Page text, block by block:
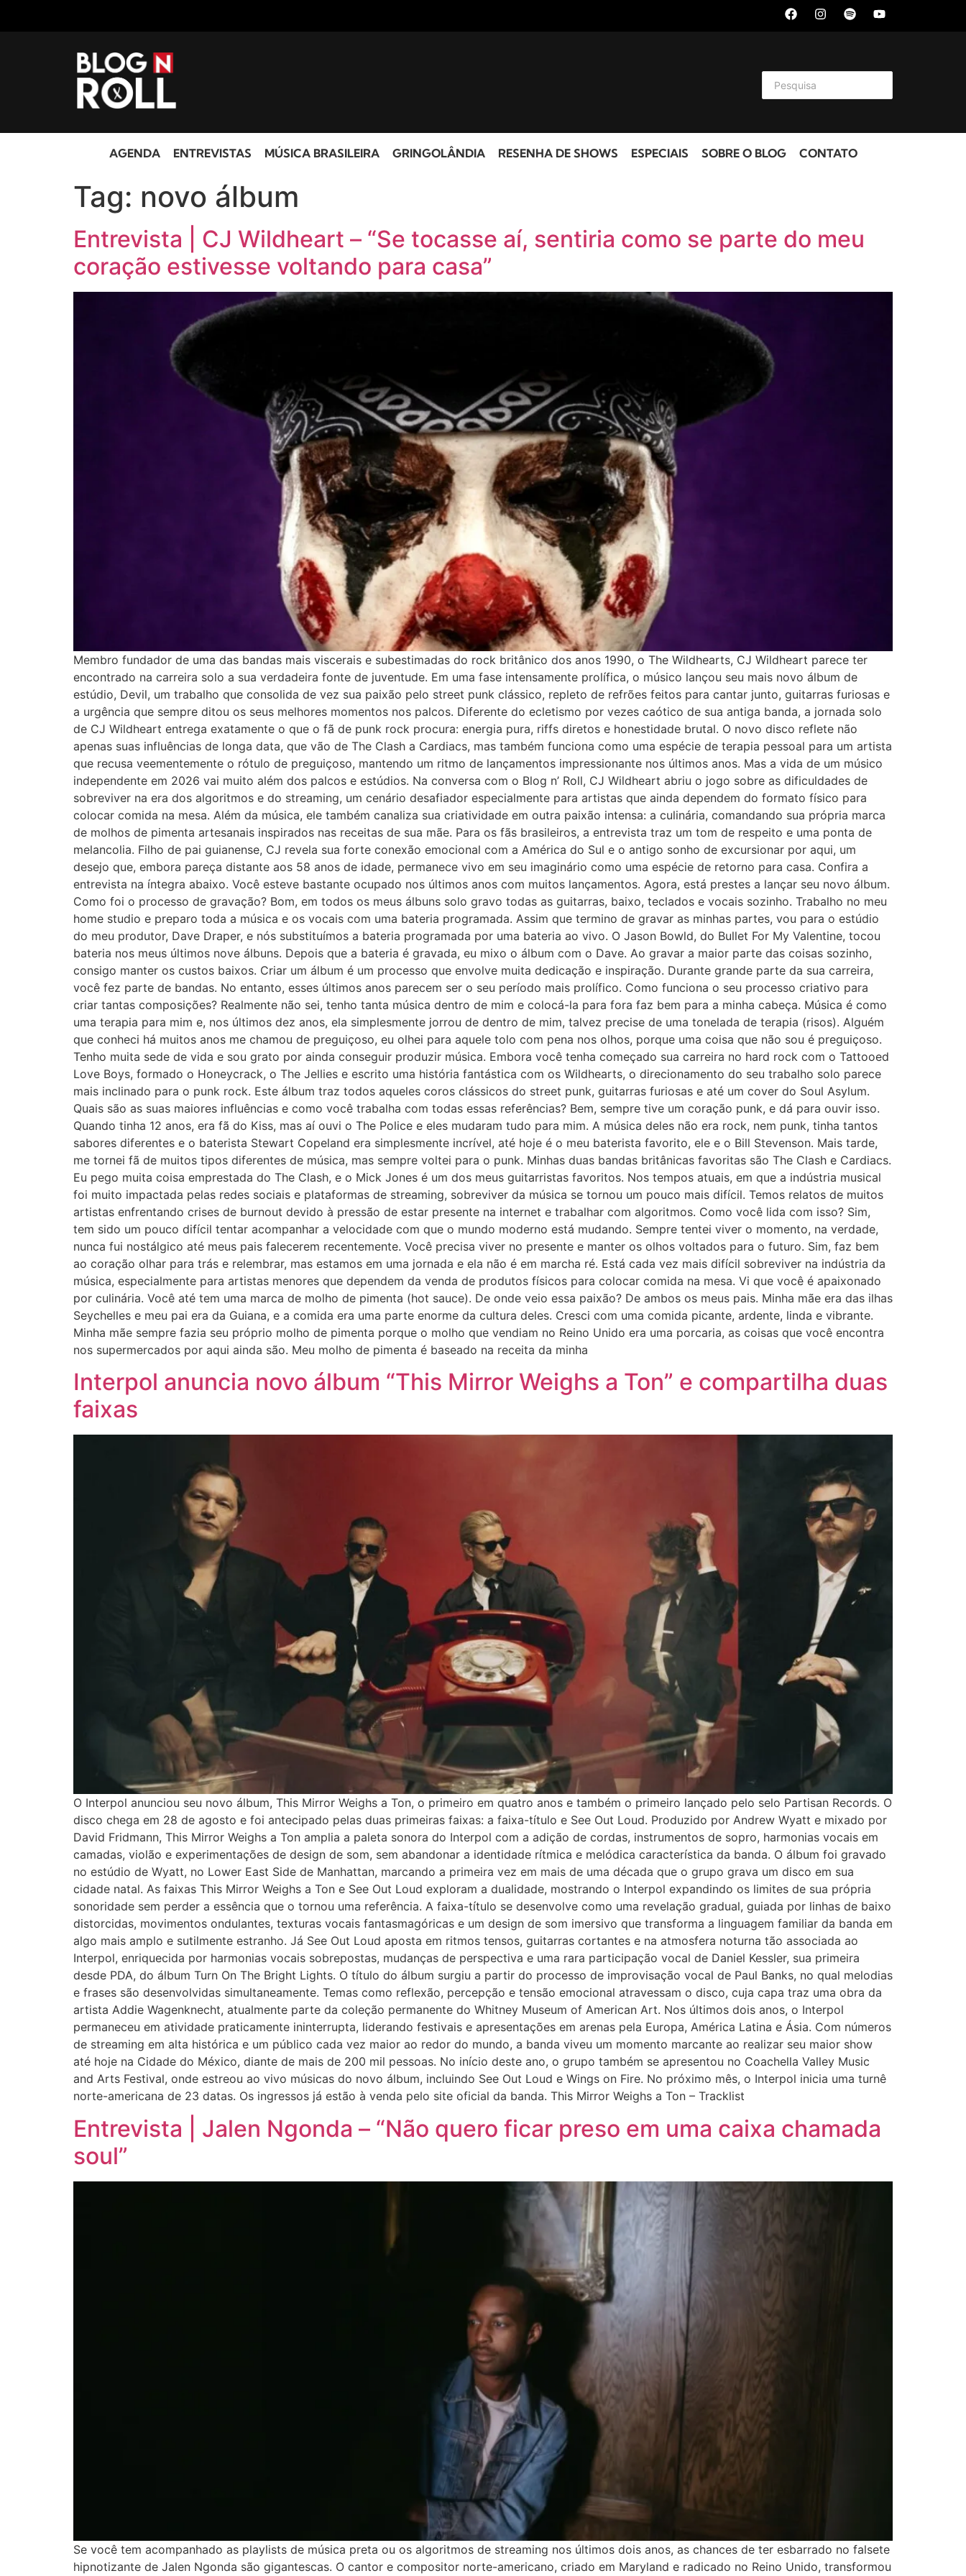
AGENDA ENTREVISTAS MÚSICA BRASILEIRA GRINGOLÂNDIA RESENHA DE SHOWS ESPECIAIS SOBRE O BLOG CONTATO
Tag: novo álbum
Entrevista | CJ Wildheart – “Se tocasse aí, sentiria como se parte do meu
coração estivesse voltando para casa”
Membro fundador de uma das bandas mais viscerais e subestimadas do rock britânico dos anos 1990, o The Wildhearts, CJ Wildheart parece ter
encontrado na carreira solo a sua verdadeira fonte de juventude. Em uma fase intensamente prolífica, o músico lançou seu mais novo álbum de
estúdio, Devil, um trabalho que consolida de vez sua paixão pelo street punk clássico, repleto de refrões feitos para cantar junto, guitarras furiosas e
a urgência que sempre ditou os seus melhores momentos nos palcos. Diferente do ecletismo por vezes caótico de sua antiga banda, a jornada solo
de CJ Wildheart entrega exatamente o que o fã de punk rock procura: energia pura, riffs diretos e honestidade brutal. O novo disco reflete não
apenas suas influências de longa data, que vão de The Clash a Cardiacs, mas também funciona como uma espécie de terapia pessoal para um artista
que recusa veementemente o rótulo de preguiçoso, mantendo um ritmo de lançamentos impressionante nos últimos anos. Mas a vida de um músico
independente em 2026 vai muito além dos palcos e estúdios. Na conversa com o Blog n’ Roll, CJ Wildheart abriu o jogo sobre as dificuldades de
sobreviver na era dos algoritmos e do streaming, um cenário desafiador especialmente para artistas que ainda dependem do formato físico para
colocar comida na mesa. Além da música, ele também canaliza sua criatividade em outra paixão intensa: a culinária, comandando sua própria marca
de molhos de pimenta artesanais inspirados nas receitas de sua mãe. Para os fãs brasileiros, a entrevista traz um tom de respeito e uma ponta de
melancolia. Filho de pai guianense, CJ revela sua forte conexão emocional com a América do Sul e o antigo sonho de excursionar por aqui, um
desejo que, embora pareça distante aos 58 anos de idade, permanece vivo em seu imaginário como uma espécie de retorno para casa. Confira a
entrevista na íntegra abaixo. Você esteve bastante ocupado nos últimos anos com muitos lançamentos. Agora, está prestes a lançar seu novo álbum.
Como foi o processo de gravação? Bom, em todos os meus álbuns solo gravo todas as guitarras, baixo, teclados e vocais sozinho. Trabalho no meu
home studio e preparo toda a música e os vocais com uma bateria programada. Assim que termino de gravar as minhas partes, vou para o estúdio
do meu produtor, Dave Draper, e nós substituímos a bateria programada por uma bateria ao vivo. O Jason Bowld, do Bullet For My Valentine, tocou
bateria nos meus últimos nove álbuns. Depois que a bateria é gravada, eu mixo o álbum com o Dave. Ao gravar a maior parte das coisas sozinho,
consigo manter os custos baixos. Criar um álbum é um processo que envolve muita dedicação e inspiração. Durante grande parte da sua carreira,
você fez parte de bandas. No entanto, esses últimos anos parecem ser o seu período mais prolífico. Como funciona o seu processo criativo para
criar tantas composições? Realmente não sei, tenho tanta música dentro de mim e colocá-la para fora faz bem para a minha cabeça. Música é como
uma terapia para mim e, nos últimos dez anos, ela simplesmente jorrou de dentro de mim, talvez precise de uma tonelada de terapia (risos). Alguém
que conheci há muitos anos me chamou de preguiçoso, eu olhei para aquele tolo com pena nos olhos, porque uma coisa que não sou é preguiçoso.
Tenho muita sede de vida e sou grato por ainda conseguir produzir música. Embora você tenha começado sua carreira no hard rock com o Tattooed
Love Boys, formado o Honeycrack, o The Jellies e escrito uma história fantástica com os Wildhearts, o direcionamento do seu trabalho solo parece
mais inclinado para o punk rock. Este álbum traz todos aqueles coros clássicos do street punk, guitarras furiosas e até um cover do Soul Asylum.
Quais são as suas maiores influências e como você trabalha com todas essas referências? Bem, sempre tive um coração punk, e dá para ouvir isso.
Quando tinha 12 anos, era fã do Kiss, mas aí ouvi o The Police e eles mudaram tudo para mim. A música deles não era rock, nem punk, tinha tantos
sabores diferentes e o baterista Stewart Copeland era simplesmente incrível, até hoje é o meu baterista favorito, ele e o Bill Stevenson. Mais tarde,
me tornei fã de muitos tipos diferentes de música, mas sempre voltei para o punk. Minhas duas bandas britânicas favoritas são The Clash e Cardiacs.
Eu pego muita coisa emprestada do The Clash, e o Mick Jones é um dos meus guitarristas favoritos. Nos tempos atuais, em que a indústria musical
foi muito impactada pelas redes sociais e plataformas de streaming, sobreviver da música se tornou um pouco mais difícil. Temos relatos de muitos
artistas enfrentando crises de burnout devido à pressão de estar presente na internet e trabalhar com algoritmos. Como você lida com isso? Sim,
tem sido um pouco difícil tentar acompanhar a velocidade com que o mundo moderno está mudando. Sempre tentei viver o momento, na verdade,
nunca fui nostálgico até meus pais falecerem recentemente. Você precisa viver no presente e manter os olhos voltados para o futuro. Sim, faz bem
ao coração olhar para trás e relembrar, mas estamos em uma jornada e ela não é em marcha ré. Está cada vez mais difícil sobreviver na indústria da
música, especialmente para artistas menores que dependem da venda de produtos físicos para colocar comida na mesa. Vi que você é apaixonado
por culinária. Você até tem uma marca de molho de pimenta (hot sauce). De onde veio essa paixão? De ambos os meus pais. Minha mãe era das ilhas
Seychelles e meu pai era da Guiana, e a comida era uma parte enorme da cultura deles. Cresci com uma comida picante, ardente, linda e vibrante.
Minha mãe sempre fazia seu próprio molho de pimenta porque o molho que vendiam no Reino Unido era uma porcaria, as coisas que você encontra
nos supermercados por aqui ainda são. Meu molho de pimenta é baseado na receita da minha
Interpol anuncia novo álbum “This Mirror Weighs a Ton” e compartilha duas
faixas
O Interpol anunciou seu novo álbum, This Mirror Weighs a Ton, o primeiro em quatro anos e também o primeiro lançado pelo selo Partisan Records. O
disco chega em 28 de agosto e foi antecipado pelas duas primeiras faixas: a faixa-título e See Out Loud. Produzido por Andrew Wyatt e mixado por
David Fridmann, This Mirror Weighs a Ton amplia a paleta sonora do Interpol com a adição de cordas, instrumentos de sopro, harmonias vocais em
camadas, violão e experimentações de design de som, sem abandonar a identidade rítmica e melódica característica da banda. O álbum foi gravado
no estúdio de Wyatt, no Lower East Side de Manhattan, marcando a primeira vez em mais de uma década que o grupo grava um disco em sua
cidade natal. As faixas This Mirror Weighs a Ton e See Out Loud exploram a dualidade, mostrando o Interpol expandindo os limites de sua própria
sonoridade sem perder a essência que o tornou uma referência. A faixa-título se desenvolve como uma revelação gradual, guiada por linhas de baixo
distorcidas, movimentos ondulantes, texturas vocais fantasmagóricas e um design de som imersivo que transforma a linguagem familiar da banda em
algo mais amplo e sutilmente estranho. Já See Out Loud aposta em ritmos tensos, guitarras cortantes e na atmosfera noturna tão associada ao
Interpol, enriquecida por harmonias vocais sobrepostas, mudanças de perspectiva e uma rara participação vocal de Daniel Kessler, sua primeira
desde PDA, do álbum Turn On The Bright Lights. O título do álbum surgiu a partir do processo de improvisação vocal de Paul Banks, no qual melodias
e frases são desenvolvidas simultaneamente. Temas como reflexão, percepção e tensão emocional atravessam o disco, cuja capa traz uma obra da
artista Addie Wagenknecht, atualmente parte da coleção permanente do Whitney Museum of American Art. Nos últimos dois anos, o Interpol
permaneceu em atividade praticamente ininterrupta, liderando festivais e apresentações em arenas pela Europa, América Latina e Ásia. Com números
de streaming em alta histórica e um público cada vez maior ao redor do mundo, a banda viveu um momento marcante ao realizar seu maior show
até hoje na Cidade do México, diante de mais de 200 mil pessoas. No início deste ano, o grupo também se apresentou no Coachella Valley Music
and Arts Festival, onde estreou ao vivo músicas do novo álbum, incluindo See Out Loud e Wings on Fire. No próximo mês, o Interpol inicia uma turnê
norte-americana de 23 datas. Os ingressos já estão à venda pelo site oficial da banda. This Mirror Weighs a Ton – Tracklist
Entrevista | Jalen Ngonda – “Não quero ficar preso em uma caixa chamada
soul”
Se você tem acompanhado as playlists de música preta ou os algoritmos de streaming nos últimos dois anos, as chances de ter esbarrado no falsete
hipnotizante de Jalen Ngonda são gigantescas. O cantor e compositor norte-americano, criado em Maryland e radicado no Reino Unido, transformou